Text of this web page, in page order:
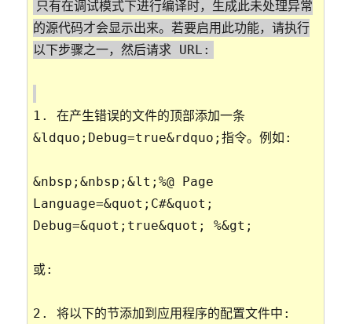
只有在调试模式下进行编译时，生成此未处理异常
的源代码才会显示出来。若要启用此功能，请执行
以下步骤之一，然后请求 URL:
1. 在产生错误的文件的顶部添加一条
&ldquo;Debug=true&rdquo;指令。例如:
&nbsp;&nbsp;&lt;%@ Page
Language=&quot;C#&quot;
Debug=&quot;true&quot; %&gt;
或:
2. 将以下的节添加到应用程序的配置文件中: